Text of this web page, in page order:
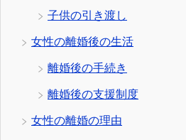
子供の引き渡し
女性の離婚後の生活
離婚後の手続き
離婚後の支援制度
女性の離婚の理由